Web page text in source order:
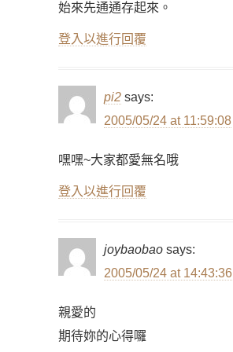
始來先通通存起來。
登入以進行回覆
pi2 says:
2005/05/24 at 11:59:08
嘿嘿~大家都愛無名哦
登入以進行回覆
joybaobao says:
2005/05/24 at 14:43:36
親愛的
期待妳的心得囉